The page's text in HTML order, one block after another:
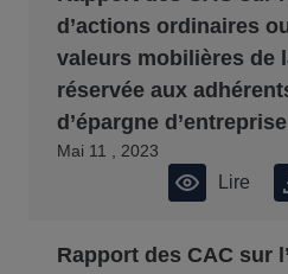
d’actions ordinaires
valeurs mobilières de
réservée aux
d’épargne d’entreprise
Mai 11 , 2023
Lire
Rapport des CAC sur